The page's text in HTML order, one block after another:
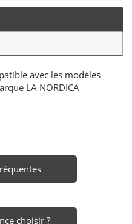
avec les modèles
LA NORDICA
choisir ?